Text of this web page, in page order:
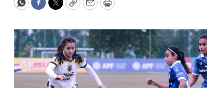
WhatsApp
Facebook
Twitter
CopyEmailPrint